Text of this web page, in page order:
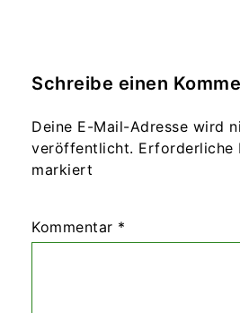
Schreibe einen
Deine E-Mail-Adresse wird
veröffentlicht. Erforderliche
markiert
Kommentar *